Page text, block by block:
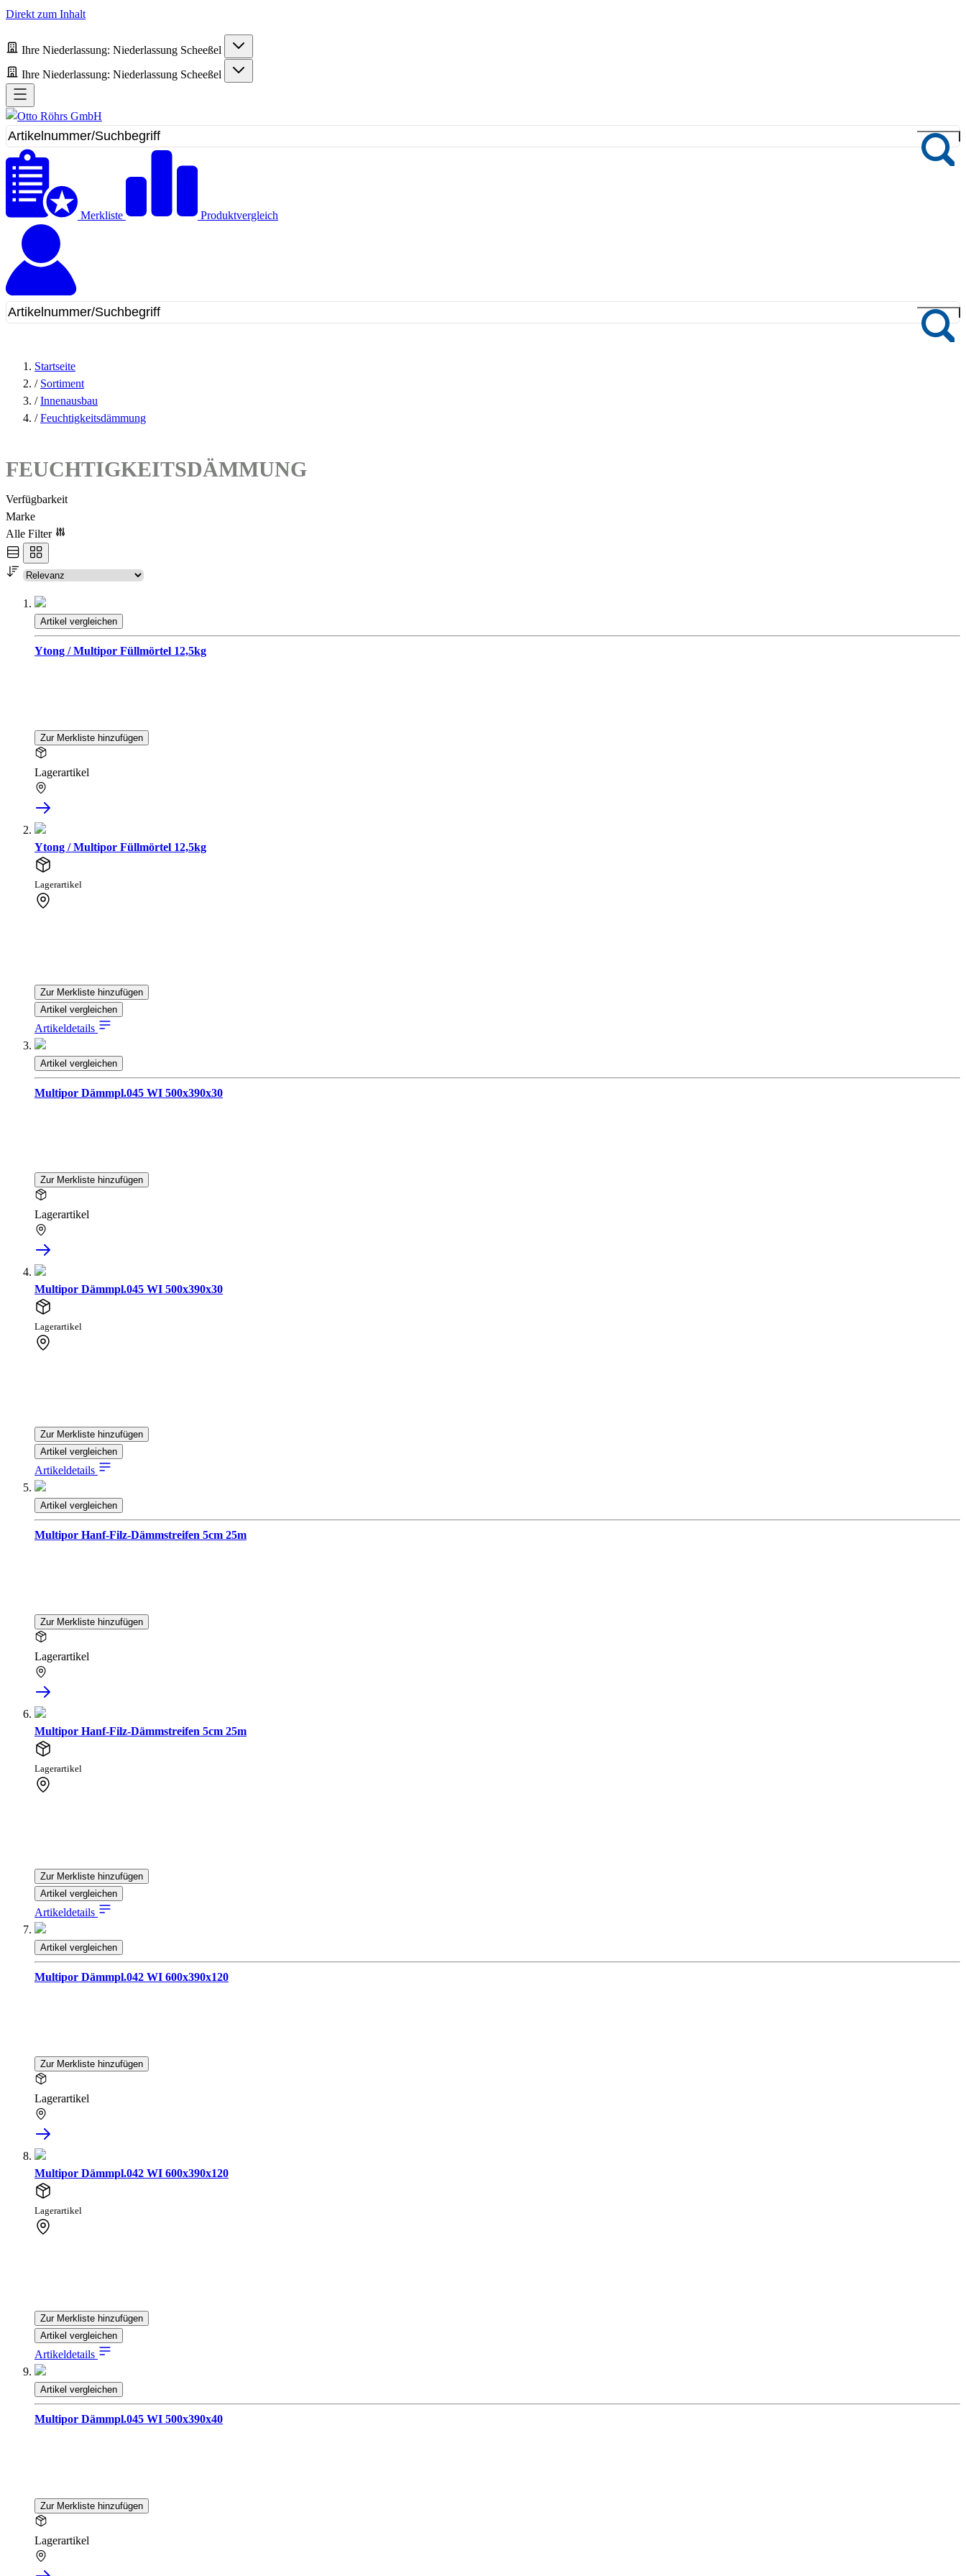
Direkt zum Inhalt
Ihre Niederlassung: Niederlassung Scheeßel
Ihre Niederlassung: Niederlassung Scheeßel
Merkliste Produktvergleich
Startseite
/ Sortiment
/ Innenausbau
/ Feuchtigkeitsdämmung
FEUCHTIGKEITSDÄMMUNG
Verfügbarkeit
Marke
Alle Filter
Artikel vergleichen
Ytong / Multipor Füllmörtel 12,5kg
Zur Merkliste hinzufügen
Lagerartikel
Ytong / Multipor Füllmörtel 12,5kg
Lagerartikel
Zur Merkliste hinzufügen
Artikel vergleichen
Artikeldetails
Artikel vergleichen
Multipor Dämmpl.045 WI 500x390x30
Zur Merkliste hinzufügen
Lagerartikel
Multipor Dämmpl.045 WI 500x390x30
Lagerartikel
Zur Merkliste hinzufügen
Artikel vergleichen
Artikeldetails
Artikel vergleichen
Multipor Hanf-Filz-Dämmstreifen 5cm 25m
Zur Merkliste hinzufügen
Lagerartikel
Multipor Hanf-Filz-Dämmstreifen 5cm 25m
Lagerartikel
Zur Merkliste hinzufügen
Artikel vergleichen
Artikeldetails
Artikel vergleichen
Multipor Dämmpl.042 WI 600x390x120
Zur Merkliste hinzufügen
Lagerartikel
Multipor Dämmpl.042 WI 600x390x120
Lagerartikel
Zur Merkliste hinzufügen
Artikel vergleichen
Artikeldetails
Artikel vergleichen
Multipor Dämmpl.045 WI 500x390x40
Zur Merkliste hinzufügen
Lagerartikel